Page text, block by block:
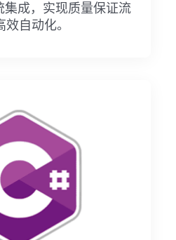
集成，实现质量保证流
效自动化。